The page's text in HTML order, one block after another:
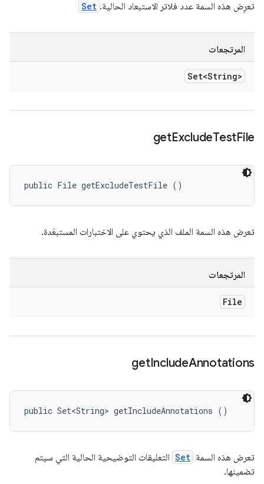
تعرِض هذه السمة عدد فلاتر الاستبعاد الحالية. Set
المرتجعات
Set<String>
getExcludeTestFile
public File getExcludeTestFile ()
تعرض هذه السمة الملف الذي يحتوي على الاختبارات المستبعَدة.
المرتجعات
File
getIncludeAnnotations
public Set<String> getIncludeAnnotations ()
تعرض هذه السمة Set التعليقات التوضيحية الحالية التي سيتم
تضمينها.